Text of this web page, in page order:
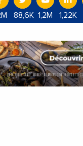
88,6K 1,2M 1,22K